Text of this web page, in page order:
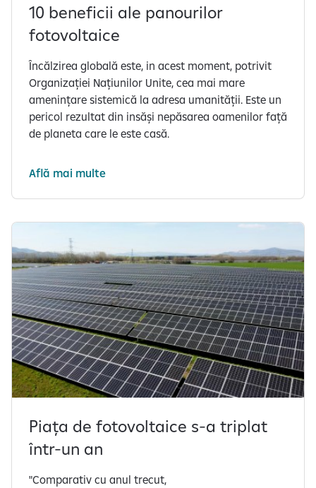
10 beneficii ale panourilor
fotovoltaice
Încălzirea globală este, in acest moment, potrivit
Organizației Națiunilor Unite, cea mai mare
amenințare sistemică la adresa umanității. Este un
pericol rezultat din insăși nepăsarea oamenilor față
de planeta care le este casă.
Află mai multe
Piața de fotovoltaice s-a triplat
într-un an
"Comparativ cu anul trecut,